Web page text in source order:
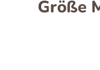
Größe